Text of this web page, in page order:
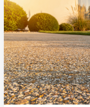
du
béton
désactivé
au
m2
:
faire
ses
calculs